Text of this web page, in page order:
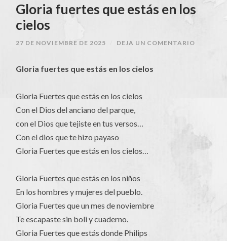
Gloria fuertes que estás en los
cielos
27 DE NOVIEMBRE DE 2025 DEJA UN COMENTARIO
Gloria fuertes que estás en los cielos
Gloria Fuertes que estás en los cielos
Con el Dios del anciano del parque,
con el Dios que tejiste en tus versos…
Con el dios que te hizo payaso
Gloria Fuertes que estás en los cielos…
Gloria Fuertes que estás en los niños
En los hombres y mujeres del pueblo.
Gloria Fuertes que un mes de noviembre
Te escapaste sin boli y cuaderno.
Gloria Fuertes que estás donde Philips